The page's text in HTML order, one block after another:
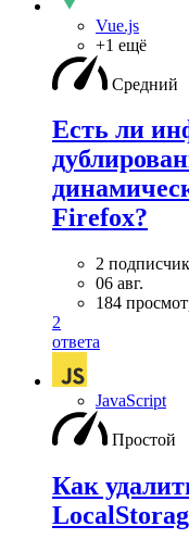
Vue.js
+1 ещё
Средний
Есть ли
Firefox?
2
06 авг.
184
2
ответа
JavaScript
Простой
Как